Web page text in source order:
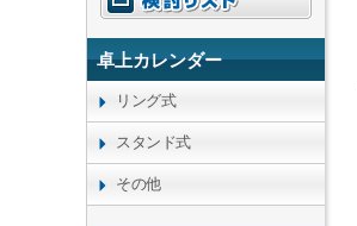
卓上カレンダー
リング式
スタンド式
その他